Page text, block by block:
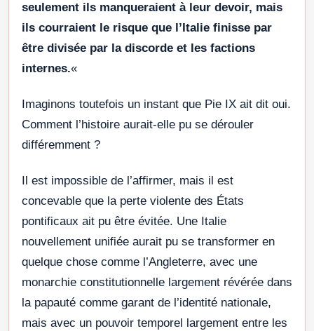
seulement ils manqueraient à leur devoir, mais
ils courraient le risque que l’Italie finisse par
être divisée par la discorde et les factions
internes.«
Imaginons toutefois un instant que Pie IX ait dit oui.
Comment l’histoire aurait-elle pu se dérouler
différemment ?
Il est impossible de l’affirmer, mais il est
concevable que la perte violente des États
pontificaux ait pu être évitée. Une Italie
nouvellement unifiée aurait pu se transformer en
quelque chose comme l’Angleterre, avec une
monarchie constitutionnelle largement révérée dans
la papauté comme garant de l’identité nationale,
mais avec un pouvoir temporel largement entre les